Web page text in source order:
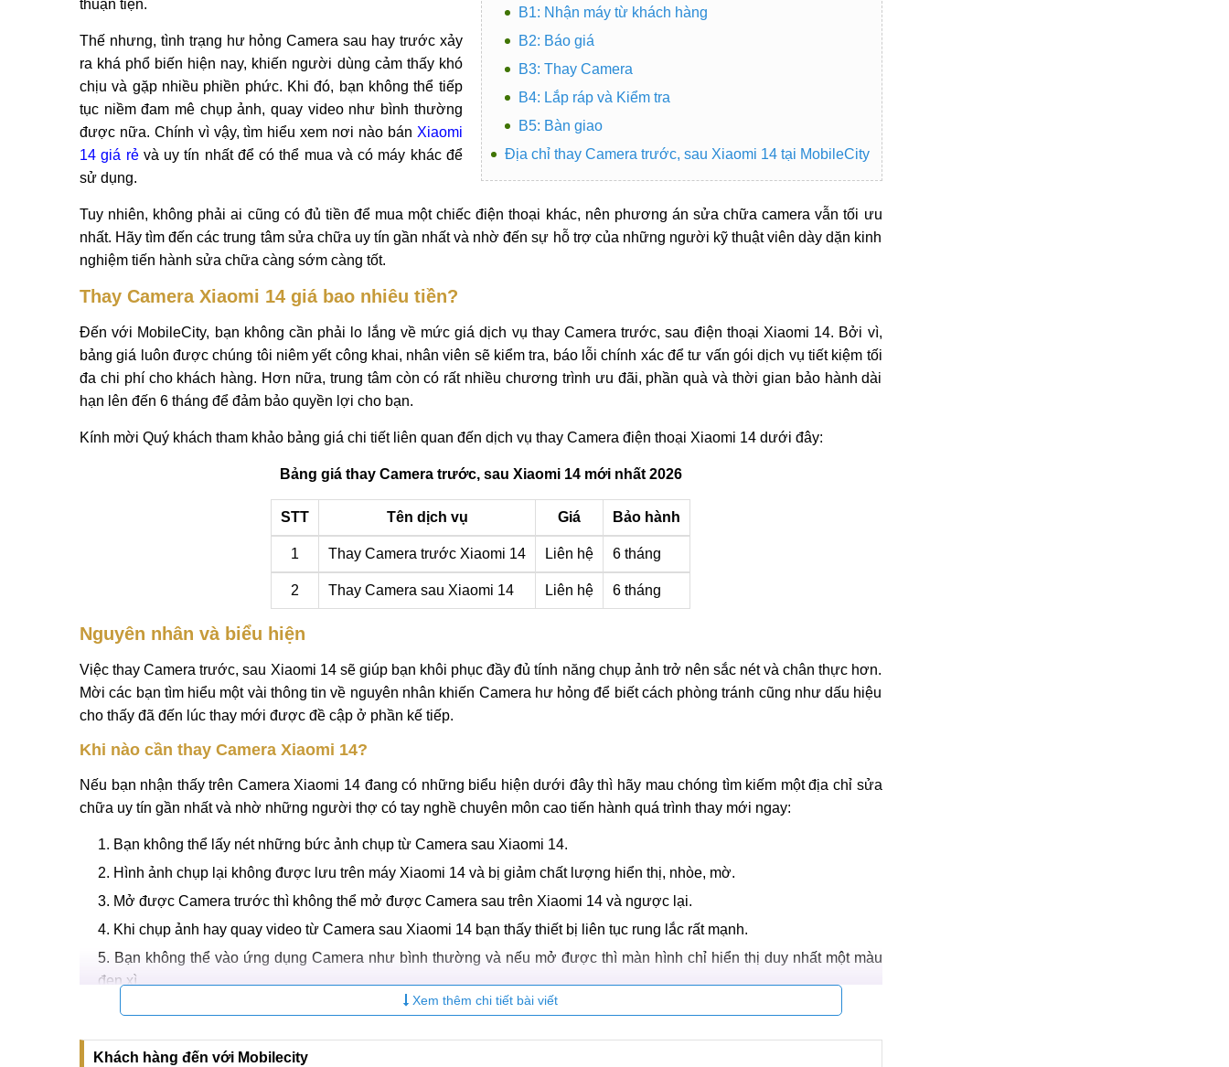
B1: Nhận máy từ khách hàng
B2: Báo giá
B3: Thay Camera
B4: Lắp ráp và Kiểm tra
B5: Bàn giao
Địa chỉ thay Camera trước, sau Xiaomi 14 tại MobileCity
thuận tiện.
Thế nhưng, tình trạng hư hỏng Camera sau hay trước xảy
ra khá phổ biến hiện nay, khiến người dùng cảm thấy khó
chịu và gặp nhiều phiền phức. Khi đó, bạn không thể tiếp
tục niềm đam mê chụp ảnh, quay video như bình thường
được nữa. Chính vì vậy, tìm hiểu xem nơi nào bán Xiaomi
14 giá rẻvà uy tín nhất để có thể mua và có máy khác để
sử dụng.
Tuy nhiên, không phải ai cũng có đủ tiền để mua một chiếc điện thoại khác, nên phương án sửa chữa camera vẫn tối ưu
nhất. Hãy tìm đến các trung tâm sửa chữa uy tín gần nhất và nhờ đến sự hỗ trợ của những người kỹ thuật viên dày dặn kinh
nghiệm tiến hành sửa chữa càng sớm càng tốt.
Thay Camera Xiaomi 14 giá bao nhiêu tiền?
Đến với MobileCity, bạn không cần phải lo lắng về mức giá dịch vụ thay Camera trước, sau điện thoại Xiaomi 14. Bởi vì,
bảng giá luôn được chúng tôi niêm yết công khai, nhân viên sẽ kiểm tra, báo lỗi chính xác để tư vấn gói dịch vụ tiết kiệm tối
đa chi phí cho khách hàng. Hơn nữa, trung tâm còn có rất nhiều chương trình ưu đãi, phần quà và thời gian bảo hành dài
hạn lên đến 6 tháng để đảm bảo quyền lợi cho bạn.
Kính mời Quý khách tham khảo bảng giá chi tiết liên quan đến dịch vụ thay Camera điện thoại Xiaomi 14 dưới đây:
Bảng giá thay Camera trước, sau Xiaomi 14 mới nhất 2026
STT Tên dịch vụ Giá Bảo hành
1 Thay Camera trước Xiaomi 14 Liên hệ 6 tháng
2 Thay Camera sau Xiaomi 14 Liên hệ 6 tháng
Nguyên nhân và biểu hiện
Việc thay Camera trước, sau Xiaomi 14 sẽ giúp bạn khôi phục đầy đủ tính năng chụp ảnh trở nên sắc nét và chân thực hơn.
Mời các bạn tìm hiểu một vài thông tin về nguyên nhân khiến Camera hư hỏng để biết cách phòng tránh cũng như dấu hiệu
cho thấy đã đến lúc thay mới được đề cập ở phần kế tiếp.
Khi nào cần thay Camera Xiaomi 14?
Nếu bạn nhận thấy trên Camera Xiaomi 14 đang có những biểu hiện dưới đây thì hãy mau chóng tìm kiếm một địa chỉ sửa
chữa uy tín gần nhất và nhờ những người thợ có tay nghề chuyên môn cao tiến hành quá trình thay mới ngay:
Bạn không thể lấy nét những bức ảnh chụp từ Camera sau Xiaomi 14.
Hình ảnh chụp lại không được lưu trên máy Xiaomi 14 và bị giảm chất lượng hiển thị, nhòe, mờ.
Mở được Camera trước thì không thể mở được Camera sau trên Xiaomi 14 và ngược lại.
Khi chụp ảnh hay quay video từ Camera sau Xiaomi 14 bạn thấy thiết bị liên tục rung lắc rất mạnh.
Bạn không thể vào ứng dụng Camera như bình thường và nếu mở được thì màn hình chỉ hiển thị duy nhất một màu
đen xì.
Xem thêm chi tiết bài viết
Khách hàng đến với Mobilecity